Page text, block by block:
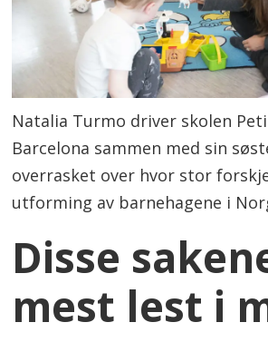
Natalia Turmo driver skolen
Barcelona sammen med sin
overrasket over hvor stor
utforming av barnehagene i
Disse
mest lest i